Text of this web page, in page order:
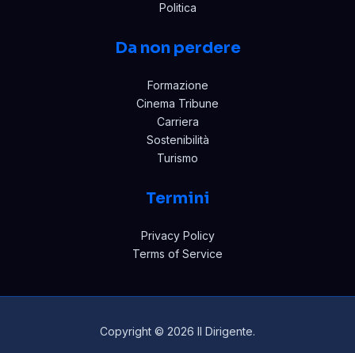
Politica
Da non perdere
Formazione
Cinema Tribune
Carriera
Sostenibilità
Turismo
Termini
Privacy Policy
Terms of Service
Copyright © 2026 Il Dirigente.